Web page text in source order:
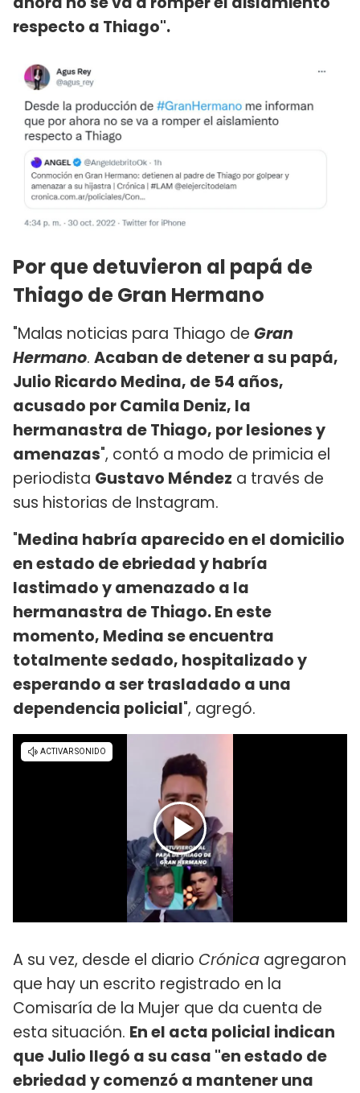
respecto a Thiago".
Por que detuvieron al papá de
Thiago de Gran Hermano
"Malas noticias para Thiago de Gran
Hermano. Acaban de detener a su papá,
Julio Ricardo Medina, de 54 años,
acusado por Camila Deniz, la
hermanastra de Thiago, por lesiones y
amenazas", contó a modo de primicia el
periodista Gustavo Méndez a través de
sus historias de Instagram.
"Medina habría aparecido en el domicilio
en estado de ebriedad y habría
lastimado y amenazado a la
hermanastra de Thiago. En este
momento, Medina se encuentra
totalmente sedado, hospitalizado y
esperando a ser trasladado a una
dependencia policial", agregó.
A su vez, desde el diario Crónica agregaron
que hay un escrito registrado en la
Comisaría de la Mujer que da cuenta de
esta situación. En el acta policial indican
que Julio llegó a su casa "en estado de
ebriedad y comenzó a mantener una